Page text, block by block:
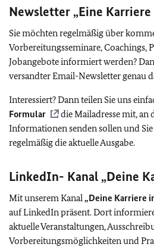
Newsletter „Eine Karriere
Sie möchten regelmäßig über
Vorbereitungsseminare, Coachings,
Jobangebote informiert werden?
versandter Email-Newsletter genau
Interessiert? Dann teilen Sie uns
Formular
die Mailadresse mit, an
Informationen senden sollen und
regelmäßig die aktuelle Ausgabe.
LinkedIn- Kanal „Deine
Mit unserem Kanal „Deine Karriere
auf LinkedIn präsent. Dort
aktuelle Veranstaltungen,
Vorbereitungsmöglichkeiten und